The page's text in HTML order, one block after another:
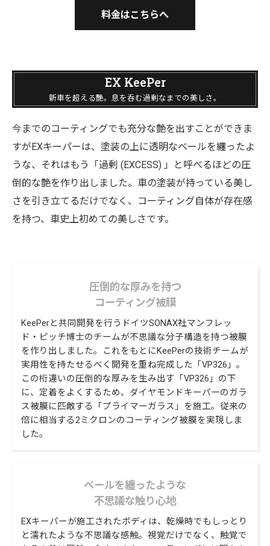
料金はこちらへ
EX KeePer
新車を超える艶。息を呑む過剰なまでの美しさ。
今までのコーティングでも充分な艶を出すことができま
すがEXキーパーは、塗装の上に透明なベールを纏ったよ
うな、それはもう「過剰 (EXCESS) 」と呼べるほどの圧
倒的な艶を作り出しました。車の塗装が持っている美し
さを引き立てるだけでなく、コーティング自体が存在感
を持つ、車史上初めての美しさです。
圧倒的な厚みを持つ
コーティング被膜
KeePerと共同開発を行うドイツSONAX社マンフレッ
ド・ピッチ博士のチームが不思議な分子構造を持つ被膜
を作り出しました。これをもとにKeePerの技術チームが
実用性を持たせるべく開発を重ね完成した「VP326」。
この桁違いの圧倒的な厚みを生み出す「VP326」の下
に、定着をよくするため、ダイヤモンドキーパーのガラ
ス被膜に匹敵する「プライマーガラス」を施工。従来の
倍に相当する2ミクロンのコーティング被膜を実現しま
した。
ベールを纏ったような
不思議な触り心地
EXキーパーが施工されたボディは、乾燥時でもしっとり
と濡れたような不思議な感触。視覚だけでなく、触覚で